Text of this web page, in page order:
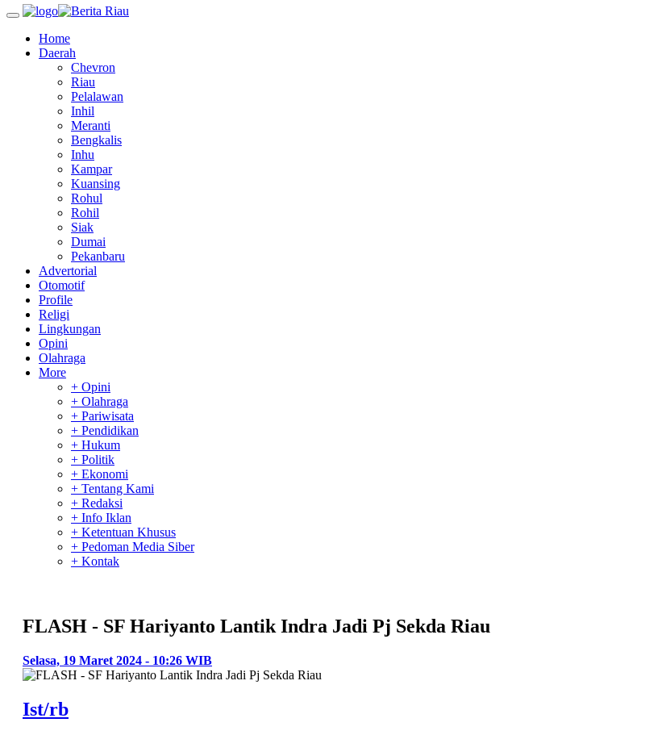
Home
Daerah
Chevron
Riau
Pelalawan
Inhil
Meranti
Bengkalis
Inhu
Kampar
Kuansing
Rohul
Rohil
Siak
Dumai
Pekanbaru
Advertorial
Otomotif
Profile
Religi
Lingkungan
Opini
Olahraga
More
+ Opini
+ Olahraga
+ Pariwisata
+ Pendidikan
+ Hukum
+ Politik
+ Ekonomi
+ Tentang Kami
+ Redaksi
+ Info Iklan
+ Ketentuan Khusus
+ Pedoman Media Siber
+ Kontak
FLASH - SF Hariyanto Lantik Indra Jadi Pj Sekda Riau
Selasa, 19 Maret 2024 - 10:26 WIB
Ist/rb